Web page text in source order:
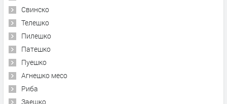
Свинско
Телешко
Пилешко
Патешко
Пуешко
Агнешко месо
Риба
Заешко